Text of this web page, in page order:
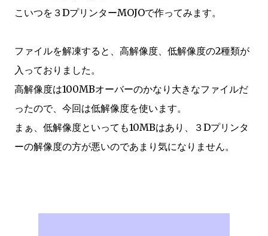
こいつを３DプリンターMOJOで作ってみます。
ファイルを解凍すると、高解像度、低解像度の2種類が
入っておりました。
高解像度は100MBオーバーのかなり大きなファイルだ
ったので、今回は低解像度を使います。
まぁ、低解像度といっても10MBはあり、３Dプリンタ
ーの解像度の方が悪いのであまり気になりません。